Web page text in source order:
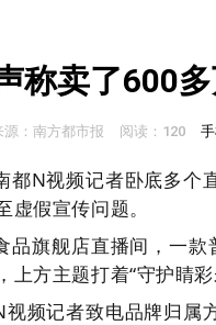
称卖了600
源：南方都市报 阅读：120
都N视频记者卧底多个
假宣传问题。
品旗舰店直播间，一款
上方主题打着“守护睛
频记者致电品牌归属